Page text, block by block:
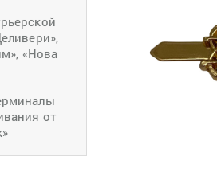
оборудование
Загибка деталей
Вставка фурнитуры
«Нова
от